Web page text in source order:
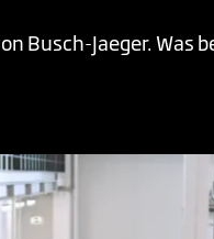
Busch-Jaeger. Was